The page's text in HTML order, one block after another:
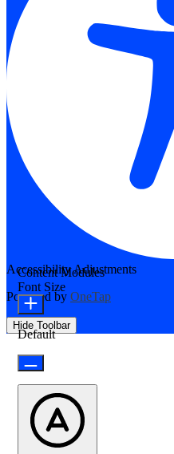
Accessibility Adjustments
Powered by OneTap
Hide Toolbar
Content Modules
Font Size
Default